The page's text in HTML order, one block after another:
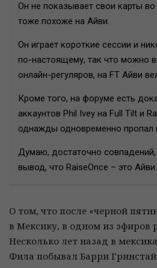
Он не показывает свои карты
тоже похоже на Айви.
Он играет короткие сессии и
по-настоящему, так что можно
онлайн-регуляров, на FT Айви
Кроме того, на форуме есть
аккаунтов Phil Ivey на Full Tilt и
однажды одновременно пропал
Думаю, достаточно
вывод, что RaiseOnce – это Айви.
О том, что после «черной
в Мексику, в одном из эфиров
Несколько лет назад в
Фила побывал Барри